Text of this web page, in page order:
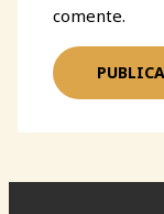
comente.